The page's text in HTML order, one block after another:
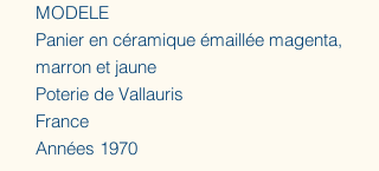
MODELE
Panier en céramique émaillée magenta,
marron et jaune
Poterie de Vallauris
France
Années 1970